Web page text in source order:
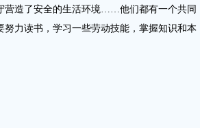
营造了安全的生活环境……他们都有一个共同
力读书，学习一些劳动技能，掌握知识和本